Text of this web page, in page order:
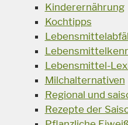
Kinderernährung
Kochtipps
Lebensmittel-
Milchalternativen
Regional und
Rezepte der